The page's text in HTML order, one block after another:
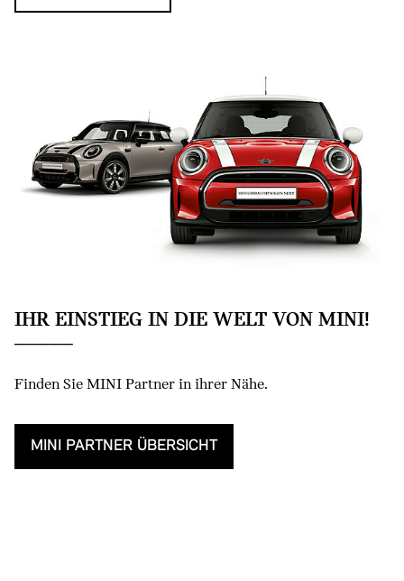
IHR EINSTIEG IN DIE WELT VON MINI!
Finden Sie MINI Partner in ihrer Nähe.
MINI PARTNER ÜBERSICHT